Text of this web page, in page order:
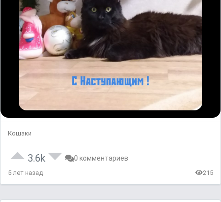
Кошаки
3.6k 0 комментариев
5 лет назад 215